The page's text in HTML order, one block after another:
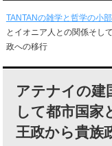
TANTANの雑学と哲学の小
とイオニア人との関係そし
政への移行
アテナイの建
して都市国家
王政から貴族